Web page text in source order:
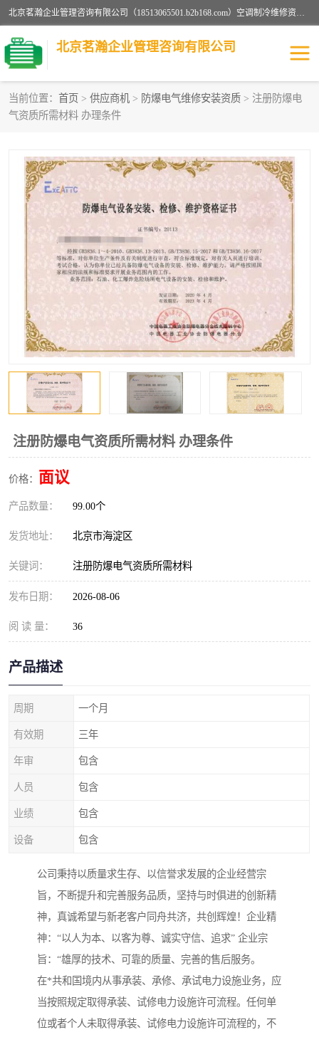
北京茗瀚企业管理咨询有限公司（18513065501.b2b168.com）空调制冷维修资质,油烟管道清洗资质,清洗行业资质公司秉承“顾客至上，锐意进缺的经营理念，我们提供高质量的产品，坚持“客户”的原则为广大客户提供贴心服务。如果你对公司的产品感兴趣，可以联系高经理，我们会用好的产品和服务让您满意。
北京茗瀚企业管理咨询有限公司
当前位置： 首页 > 供应商机 > 防爆电气维修安装资质 > 注册防爆电
气资质所需材料 办理条件
注册防爆电气资质所需材料 办理条件
价格： 面议
产品数量： 99.00个
发货地址： 北京市海淀区
关键词： 注册防爆电气资质所需材料
发布日期： 2026-08-06
阅 读 量： 36
产品描述
周期 一个月
有效期 三年
年审 包含
人员 包含
业绩 包含
设备 包含
公司秉持以质量求生存、以信誉求发展的企业经营宗
旨，不断提升和完善服务品质，坚持与时俱进的创新精
神，真诚希望与新老客户同舟共济，共创辉煌！企业精
神：“以人为本、以客为尊、诚实守信、追求” 企业宗
旨：“雄厚的技术、可靠的质量、完善的售后服务。
在*共和国境内从事承装、承修、承试电力设施业务，应
当按照规定取得承装、试修电力设施许可流程。任何单
位或者个人未取得承装、试修电力设施许可流程的，不
烟道清洗资质
清洗资质 认证服务
防爆电气维修安装资质 空调制冷维修安装资质
矿用设备检修资质